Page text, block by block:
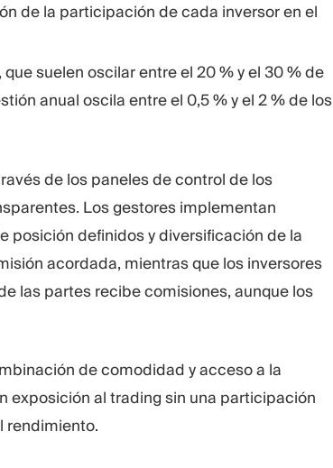
de la participación de cada inversor en el
suelen oscilar entre el 20 % y el 30 % de
anual oscila entre el 0,5 % y el 2 % de los
de los paneles de control de los
Los gestores implementan
posición definidos y diversificación de la
acordada, mientras que los inversores
las partes recibe comisiones, aunque los
de comodidad y acceso a la
exposición al trading sin una participación
rendimiento.